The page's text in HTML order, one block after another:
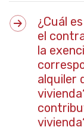
¿Cuál
el
la
alquiler